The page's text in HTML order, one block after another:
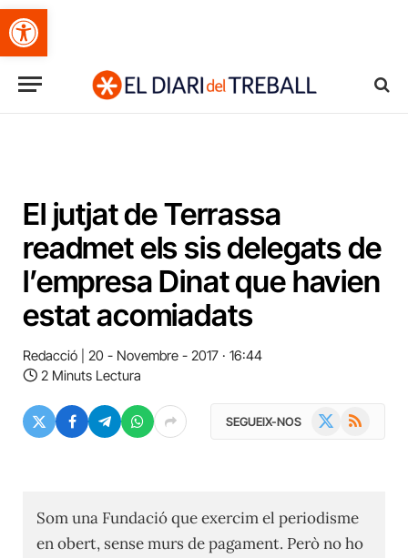
Obre la barra d'eines
El jutjat de Terrassa
readmet els sis delegats de
l’empresa Dinat que havien
estat acomiadats
Redacció
20 - Novembre - 2017 · 16:44
2 Minuts Lectura
SEGUEIX-NOS RSS
Som una Fundació que exercim el periodisme
en obert, sense murs de pagament. Però no ho